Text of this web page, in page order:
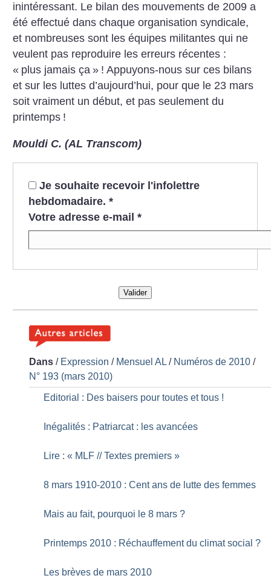
inintéressant. Le bilan des mouvements de 2009 a
été effectué dans chaque organisation syndicale,
et nombreuses sont les équipes militantes qui ne
veulent pas reproduire les erreurs récentes :
« plus jamais ça » ! Appuyons-nous sur ces bilans
et sur les luttes d’aujourd’hui, pour que le 23 mars
soit vraiment un début, et pas seulement du
printemps !
Mouldi C. (AL Transcom)
Je souhaite recevoir l'infolettre
hebdomadaire. *
Votre adresse e-mail *
Valider
Dans / Expression / Mensuel AL / Numéros de 2010 /
N° 193 (mars 2010)
Editorial : Des baisers pour toutes et tous !
Inégalités : Patriarcat : les avancées
Lire : « MLF // Textes premiers »
8 mars 1910-2010 : Cent ans de lutte des femmes
Mais au fait, pourquoi le 8 mars ?
Printemps 2010 : Réchauffement du climat social ?
Les brèves de mars 2010